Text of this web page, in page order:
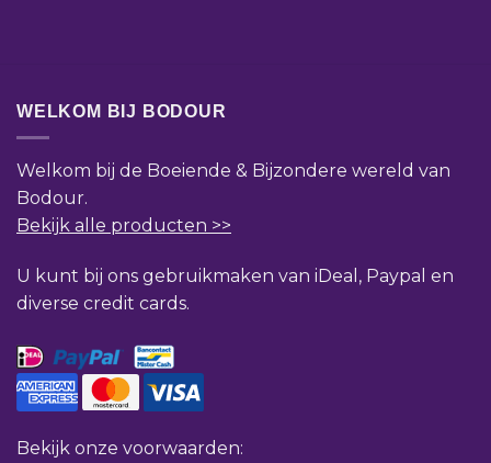
WELKOM BIJ BODOUR
Welkom bij de Boeiende & Bijzondere wereld van
Bodour.
Bekijk alle producten >>
U kunt bij ons gebruikmaken van iDeal, Paypal en
diverse credit cards.
Bekijk onze voorwaarden: